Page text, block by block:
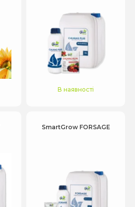
В наявності
SmartGrow FORSAGE